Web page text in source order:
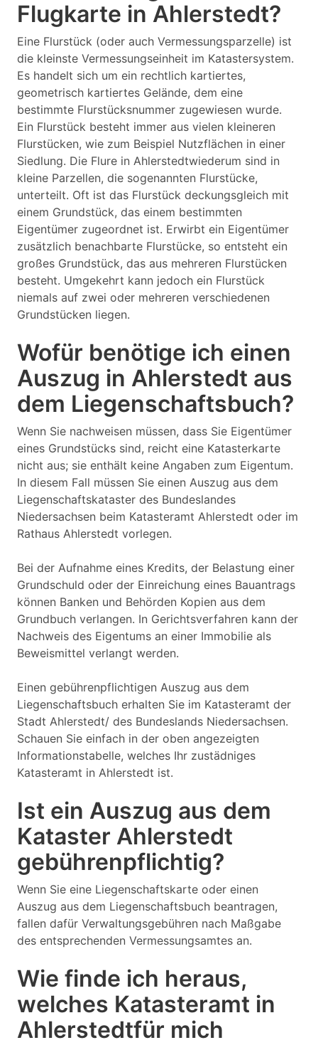
Flugkarte in Ahlerstedt?
Eine Flurstück (oder auch Vermessungsparzelle) ist
die kleinste Vermessungseinheit im Katastersystem.
Es handelt sich um ein rechtlich kartiertes,
geometrisch kartiertes Gelände, dem eine
bestimmte Flurstücksnummer zugewiesen wurde.
Ein Flurstück besteht immer aus vielen kleineren
Flurstücken, wie zum Beispiel Nutzflächen in einer
Siedlung. Die Flure in Ahlerstedtwiederum sind in
kleine Parzellen, die sogenannten Flurstücke,
unterteilt. Oft ist das Flurstück deckungsgleich mit
einem Grundstück, das einem bestimmten
Eigentümer zugeordnet ist. Erwirbt ein Eigentümer
zusätzlich benachbarte Flurstücke, so entsteht ein
großes Grundstück, das aus mehreren Flurstücken
besteht. Umgekehrt kann jedoch ein Flurstück
niemals auf zwei oder mehreren verschiedenen
Grundstücken liegen.
Wofür benötige ich einen
Auszug in Ahlerstedt aus
dem Liegenschaftsbuch?
Wenn Sie nachweisen müssen, dass Sie Eigentümer
eines Grundstücks sind, reicht eine Katasterkarte
nicht aus; sie enthält keine Angaben zum Eigentum.
In diesem Fall müssen Sie einen Auszug aus dem
Liegenschaftskataster des Bundeslandes
Niedersachsen beim Katasteramt Ahlerstedt oder im
Rathaus Ahlerstedt vorlegen.
Bei der Aufnahme eines Kredits, der Belastung einer
Grundschuld oder der Einreichung eines Bauantrags
können Banken und Behörden Kopien aus dem
Grundbuch verlangen. In Gerichtsverfahren kann der
Nachweis des Eigentums an einer Immobilie als
Beweismittel verlangt werden.
Einen gebührenpflichtigen Auszug aus dem
Liegenschaftsbuch erhalten Sie im Katasteramt der
Stadt Ahlerstedt/ des Bundeslands Niedersachsen.
Schauen Sie einfach in der oben angezeigten
Informationstabelle, welches Ihr zustädniges
Katasteramt in Ahlerstedt ist.
Ist ein Auszug aus dem
Kataster Ahlerstedt
gebührenpflichtig?
Wenn Sie eine Liegenschaftskarte oder einen
Auszug aus dem Liegenschaftsbuch beantragen,
fallen dafür Verwaltungsgebühren nach Maßgabe
des entsprechenden Vermessungsamtes an.
Wie finde ich heraus,
welches Katasteramt in
Ahlerstedtfür mich